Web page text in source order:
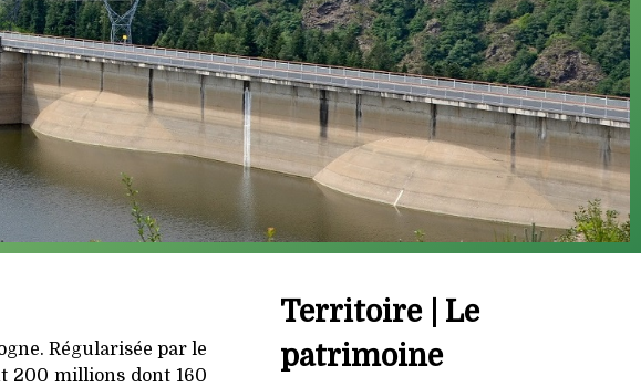
Régularisée par le
200 millions dont 160
Territoire | Le
patrimoine